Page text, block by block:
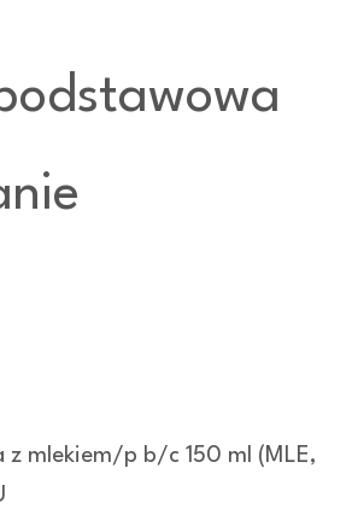
z mlekiem/p b/c 150 ml (MLE,